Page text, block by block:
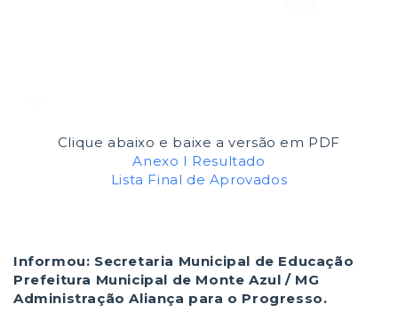
Clique abaixo e baixe a versão em PDF
Anexo I Resultado
Lista Final de Aprovados
Informou: Secretaria Municipal de Educação
Prefeitura Municipal de Monte Azul / MG
Administração Aliança para o Progresso.